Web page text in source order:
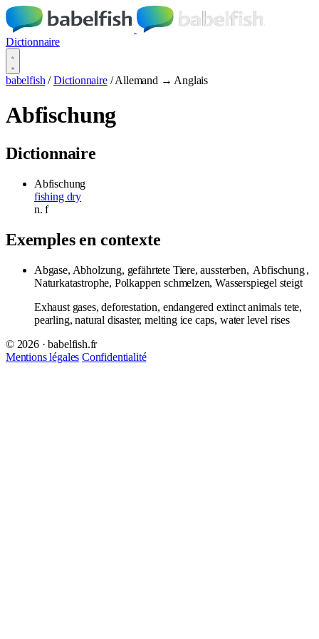
Dictionnaire
babelfish / Dictionnaire / Allemand → Anglais
Abfischung
Dictionnaire
Abfischung
fishing dry
n.f
Exemples en contexte
Abgase, Abholzung, gefährtete Tiere, aussterben, Abfischung,
Naturkatastrophe, Polkappen schmelzen, Wasserspiegel steigt
Exhaust gases, deforestation, endangered extinct animals tete,
pearling, natural disaster, melting ice caps, water level rises
© 2026 · babelfish.fr
Mentions légales Confidentialité